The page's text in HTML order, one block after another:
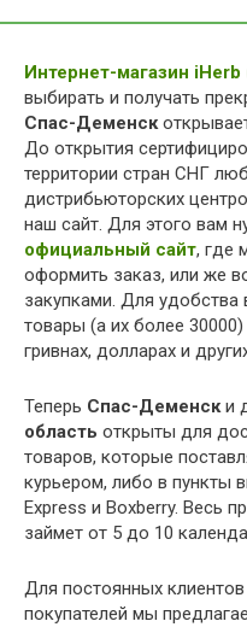
Интернет-магазин
выбирать и получать
Спас-Деменск
До открытия
территории стран СНГ
дистрибьюторских
наш сайт. Для этого вам
официальный сайт, где
оформить заказ, или же
закупками. Для
товары (а их более 30000)
гривнах, долларах и
Теперь Спас-Деменски
область открыты для
товаров, которые
курьером, либо в пункты
Express и Boxberry. Весь
займет от 5 до 10
Для постоянных
покупателей мы